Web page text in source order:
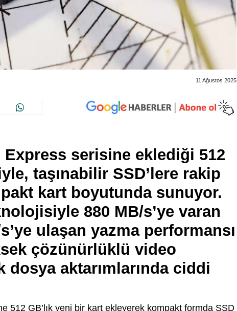
11 Ağustos 2025
serisine eklediği 512
taşınabilir SSD’lere rakip
kart boyutunda sunuyor.
880 MB/s’ye varan
ulaşan yazma performansı
çözünürlüklü video
aktarımlarında ciddi
512 GB’lık yeni bir kart ekleyerek kompakt formda SSD